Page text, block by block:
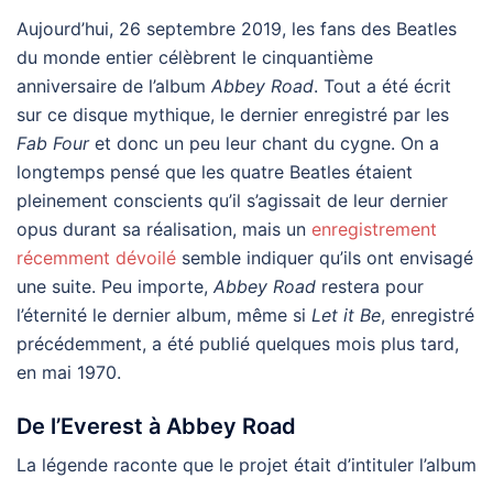
Aujourd’hui, 26 septembre 2019, les fans des Beatles
du monde entier célèbrent le cinquantième
anniversaire de l’album Abbey Road. Tout a été écrit
sur ce disque mythique, le dernier enregistré par les
Fab Fouret donc un peu leur chant du cygne. On a
longtemps pensé que les quatre Beatles étaient
pleinement conscients qu’il s’agissait de leur dernier
opus durant sa réalisation, mais un enregistrement
récemment dévoilé semble indiquer qu’ils ont envisagé
une suite. Peu importe, Abbey Road restera pour
l’éternité le dernier album, même si Let it Be, enregistré
précédemment, a été publié quelques mois plus tard,
en mai 1970.
De l’Everest à Abbey Road
La légende raconte que le projet était d’intituler l’album